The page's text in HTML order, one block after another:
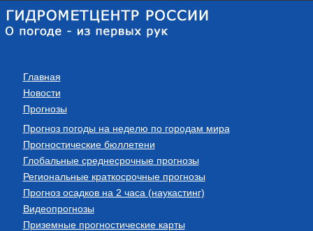
Главная
Новости
Прогнозы
Прогноз погоды на неделю по городам мира
Прогностические бюллетени
Глобальные среднесрочные прогнозы
Региональные краткосрочные прогнозы
Прогноз осадков на 2 часа (наукастинг)
Видеопрогнозы
Приземные прогностические карты